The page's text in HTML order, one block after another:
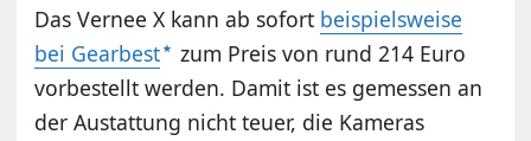
Das Vernee X kann ab sofort beispielsweise
bei Gearbest
zum Preis von rund 214 Euro
vorbestellt werden. Damit ist es gemessen an
der Austattung nicht teuer, die Kameras